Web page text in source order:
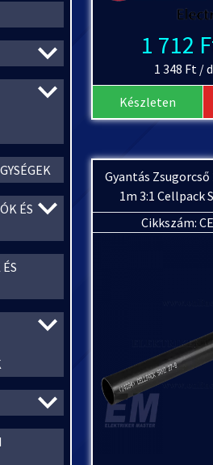
ÉS
1 712
1 348 Ft /
Készleten
Gyantás
1m 3:1 Cellpack
Cikkszám: